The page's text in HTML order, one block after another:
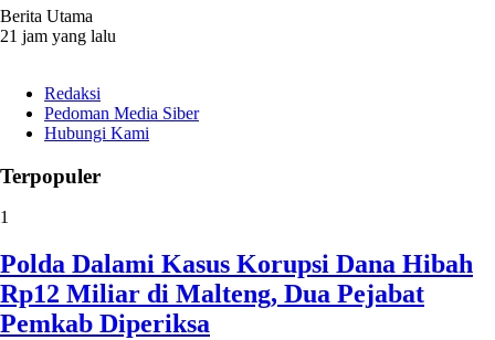
Berita Utama
21 jam yang lalu
Redaksi
Pedoman Media Siber
Hubungi Kami
Terpopuler
1
Polda Dalami Kasus Korupsi Dana Hibah
Rp12 Miliar di Malteng, Dua Pejabat
Pemkab Diperiksa